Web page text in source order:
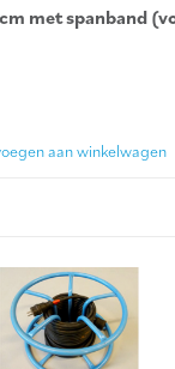
met spanband
aan winkelwagen